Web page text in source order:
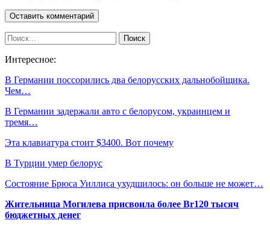
Интересное:
В Германии поссорились два белорусских дальнобойщика.
Чем…
В Германии задержали авто с белорусом, украинцем и
тремя…
Эта клавиатура стоит $3400. Вот почему
В Турции умер белорус
Состояние Брюса Уиллиса ухудшилось: он больше не может…
Жительница Могилева присвоила более Br120 тысяч
бюджетных денег